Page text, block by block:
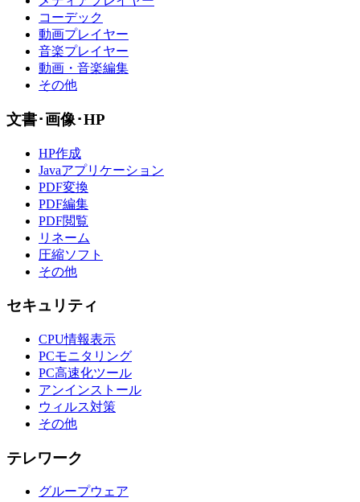
コーデック
動画プレイヤー
音楽プレイヤー
動画・音楽編集
その他
文書･画像･HP
HP作成
Javaアプリケーション
PDF変換
PDF編集
PDF閲覧
リネーム
圧縮ソフト
その他
セキュリティ
CPU情報表示
PCモニタリング
PC高速化ツール
アンインストール
ウィルス対策
その他
テレワーク
グループウェア